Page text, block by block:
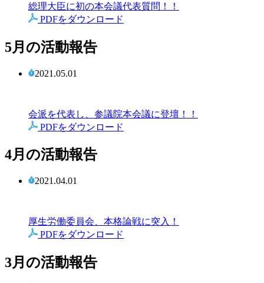
総理大臣に初の本会議代表質問！！
PDFをダウンロード
5月の活動報告
2021.05.01
会派を代表し、参議院本会議に登壇！！
PDFをダウンロード
4月の活動報告
2021.04.01
厚生労働委員会、本格論戦に突入！
PDFをダウンロード
3月の活動報告